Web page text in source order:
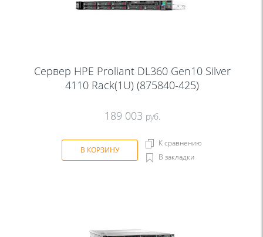
Сервер HPE Proliant DL360 Gen10 Silver
4110 Rack(1U) (875840-425)
189 003 руб.
В КОРЗИНУ
К сравнению
В закладки